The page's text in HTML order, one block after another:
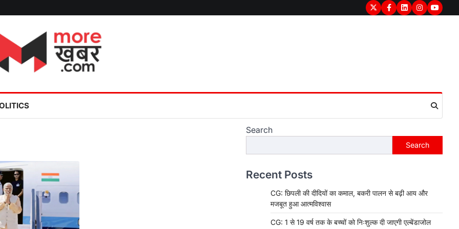
TwitterFacebook
LinkedInInstagram
Search
Search
Recent Posts
CG: छिपली की दीदियों का कमाल, बकरी पालन से बढ़ी आय और
मजबूत हुआ आत्मविश्वास
CG: 1 से 19 वर्ष तक के बच्चों को निःशुल्क दी जाएगी एल्बेंडाजोल